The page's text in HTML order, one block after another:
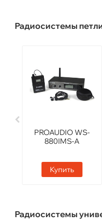
Радиосистемы
PROAUDIO WS-
880IMS-A
Купить
Радиосистемы